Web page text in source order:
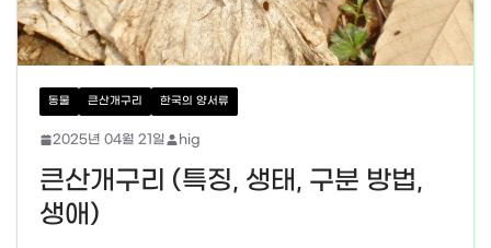
동물 큰산개구리 한국의 양서류
2025년 04월 21일 hig
큰산개구리 (특징, 생태, 구분 방법,
생애)